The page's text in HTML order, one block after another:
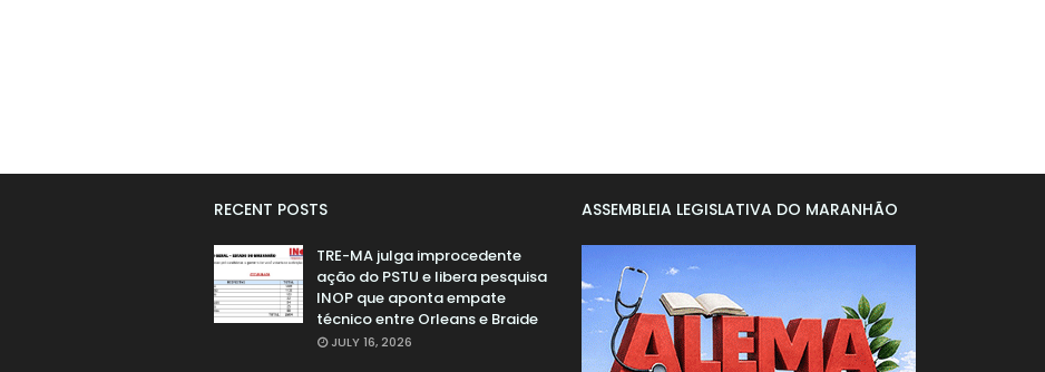
RECENT POSTS
TRE-MA julga improcedente
ação do PSTU e libera pesquisa
INOP que aponta empate
técnico entre Orleans e Braide
JULY 16, 2026
ASSEMBLEIA LEGISLATIVA DO MARANHÃO